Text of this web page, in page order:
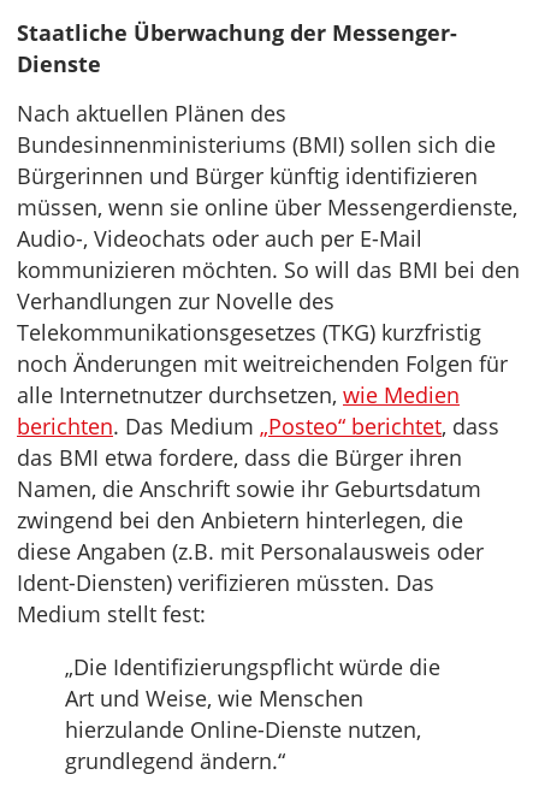
Staatliche Überwachung der Messenger-
Dienste
Nach aktuellen Plänen des
Bundesinnenministeriums (BMI) sollen sich die
Bürgerinnen und Bürger künftig identifizieren
müssen, wenn sie online über Messengerdienste,
Audio-, Videochats oder auch per E-Mail
kommunizieren möchten. So will das BMI bei den
Verhandlungen zur Novelle des
Telekommunikationsgesetzes (TKG) kurzfristig
noch Änderungen mit weitreichenden Folgen für
alle Internetnutzer durchsetzen, wie Medien
berichten. Das Medium „Posteo“ berichtet, dass
das BMI etwa fordere, dass die Bürger ihren
Namen, die Anschrift sowie ihr Geburtsdatum
zwingend bei den Anbietern hinterlegen, die
diese Angaben (z.B. mit Personalausweis oder
Ident-Diensten) verifizieren müssten. Das
Medium stellt fest:
„Die Identifizierungspflicht würde die
Art und Weise, wie Menschen
hierzulande Online-Dienste nutzen,
grundlegend ändern.“